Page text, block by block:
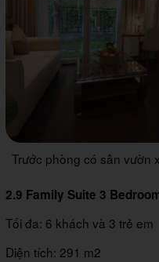
Trước phòng có sân vườn
2.9 Family Suite 3
Tối đa: 6 khách và 3 trẻ em
Diện tích: 291 m2